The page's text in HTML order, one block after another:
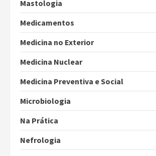
Mastologia
Medicamentos
Medicina no Exterior
Medicina Nuclear
Medicina Preventiva e Social
Microbiologia
Na Prática
Nefrologia